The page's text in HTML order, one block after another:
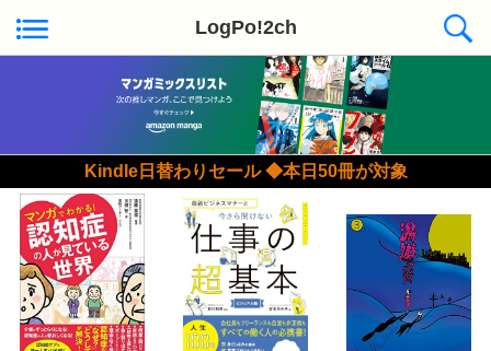
LogPo!2ch
Kindle日替わりセール ◆本日50冊が対象